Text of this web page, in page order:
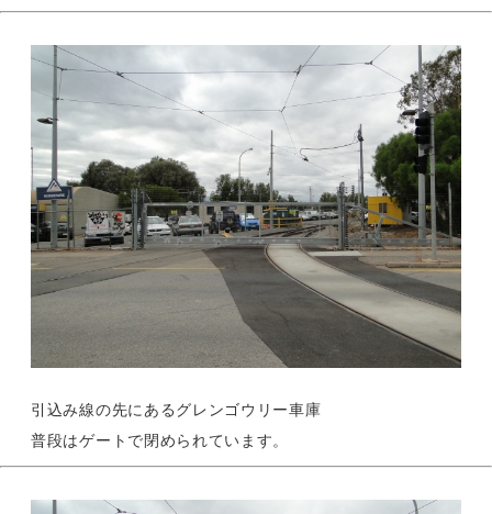
引込み線の先にあるグレンゴウリー車庫
普段はゲートで閉められています。